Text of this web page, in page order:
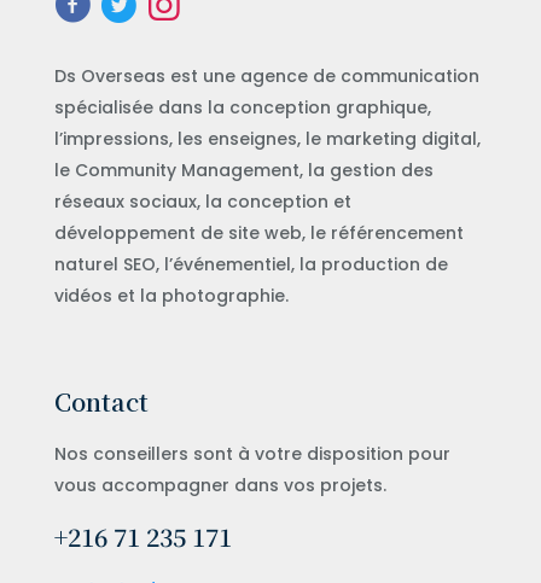
Ds Overseas est une agence de communication
spécialisée dans la conception graphique,
l’impressions, les enseignes, le marketing digital,
le Community Management, la gestion des
réseaux sociaux, la conception et
développement de site web, le référencement
naturel SEO, l’événementiel, la production de
vidéos et la photographie.
Contact
Nos conseillers sont à votre disposition pour
vous accompagner dans vos projets.
+216 71 235 171